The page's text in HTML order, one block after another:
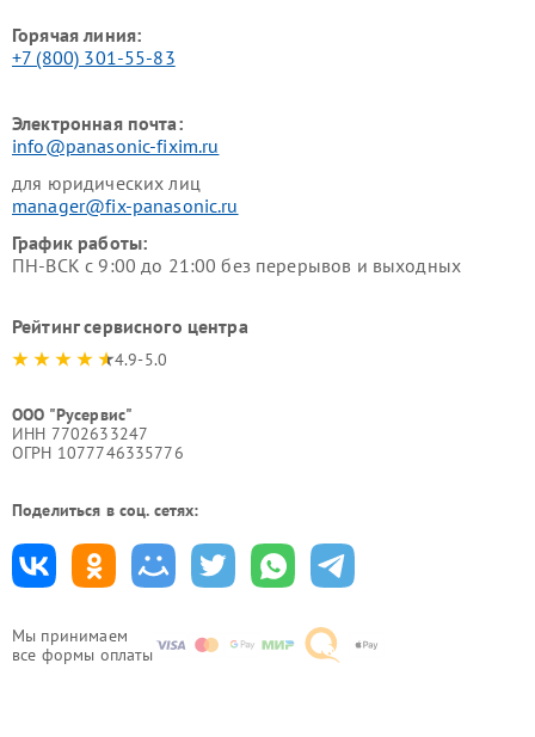
Мы принимаем
все формы оплаты
Горячая линия:
+7 (800) 301-55-83
Электронная почта:
info@panasonic-fixim.ru
для юридических лиц
manager@fix-panasonic.ru
График работы:
ПН-ВСК с 9:00 до 21:00 без перерывов и выходных
Рейтинг сервисного центра
4.9-5.0
ООО "Русервис"
ИНН 7702633247
ОГРН 1077746335776
Поделиться в соц. сетях: